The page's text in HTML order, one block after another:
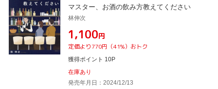
マスター、お酒の飲み方教えてください
林伸次
¥1,100円
定価より770円（41%）おトク
獲得ポイント 10P
在庫あり
発売年月日：2024/12/13